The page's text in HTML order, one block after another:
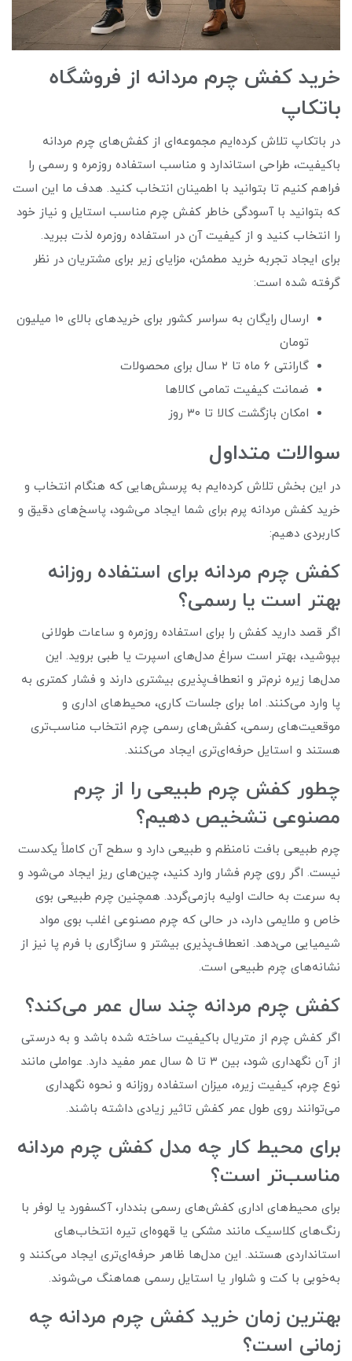
خرید کفش چرم مردانه از فروشگاه
باتکاپ
در باتکاپ تلاش کرده‌ایم مجموعه‌ای از کفش‌های چرم مردانه
باکیفیت، طراحی استاندارد و مناسب استفاده روزمره و رسمی را
فراهم کنیم تا بتوانید با اطمینان انتخاب کنید. هدف ما این است
که بتوانید با آسودگی خاطر کفش چرم مناسب استایل و نیاز خود
را انتخاب کنید و از کیفیت آن در استفاده روزمره لذت ببرید.
برای ایجاد تجربه خرید مطمئن، مزایای زیر برای مشتریان در نظر
گرفته شده است:
ارسال رایگان به سراسر کشور برای خریدهای بالای ۱۰ میلیون
تومان
گارانتی ۶ ماه تا ۲ سال برای محصولات
ضمانت کیفیت تمامی کالاها
امکان بازگشت کالا تا ۳۰ روز
سوالات متداول
در این بخش تلاش کرده‌ایم به پرسش‌هایی که هنگام انتخاب و
خرید کفش مردانه پرم برای شما ایجاد می‌شود، پاسخ‌های دقیق و
کاربردی دهیم:
کفش چرم مردانه برای استفاده روزانه
بهتر است یا رسمی؟
اگر قصد دارید کفش را برای استفاده روزمره و ساعات طولانی
بپوشید، بهتر است سراغ مدل‌های اسپرت یا طبی بروید. این
مدل‌ها زیره نرم‌تر و انعطاف‌پذیری بیشتری دارند و فشار کمتری به
پا وارد می‌کنند. اما برای جلسات کاری، محیط‌های اداری و
موقعیت‌های رسمی، کفش‌های رسمی چرم انتخاب مناسب‌تری
هستند و استایل حرفه‌ای‌تری ایجاد می‌کنند.
چطور کفش چرم طبیعی را از چرم
مصنوعی تشخیص دهیم؟
چرم طبیعی بافت نامنظم و طبیعی دارد و سطح آن کاملاً یکدست
نیست. اگر روی چرم فشار وارد کنید، چین‌های ریز ایجاد می‌شود و
به سرعت به حالت اولیه بازمی‌گردد. همچنین چرم طبیعی بوی
خاص و ملایمی دارد، در حالی که چرم مصنوعی اغلب بوی مواد
شیمیایی می‌دهد. انعطاف‌پذیری بیشتر و سازگاری با فرم پا نیز از
نشانه‌های چرم طبیعی است.
کفش چرم مردانه چند سال عمر می‌کند؟
اگر کفش چرم از متریال باکیفیت ساخته شده باشد و به درستی
از آن نگهداری شود، بین ۳ تا ۵ سال عمر مفید دارد. عواملی مانند
نوع چرم، کیفیت زیره، میزان استفاده روزانه و نحوه نگهداری
می‌توانند روی طول عمر کفش تاثیر زیادی داشته باشند.
برای محیط کار چه مدل کفش چرم مردانه
مناسب‌تر است؟
برای محیط‌های اداری کفش‌های رسمی بنددار، آکسفورد یا لوفر با
رنگ‌های کلاسیک مانند مشکی یا قهوه‌ای تیره انتخاب‌های
استانداردی هستند. این مدل‌ها ظاهر حرفه‌ای‌تری ایجاد می‌کنند و
به‌خوبی با کت و شلوار یا استایل رسمی هماهنگ می‌شوند.
بهترین زمان خرید کفش چرم مردانه چه
زمانی است؟